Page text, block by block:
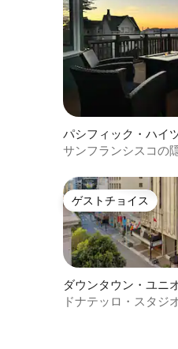
パシフィック・ハイ
ョン・アパート
サンフランシスコの
ゲストチョイス
ゲストチョイス
ダウンタウン・ユニ
アのマンション・ア
ドナテッロ・スタジ